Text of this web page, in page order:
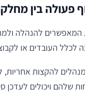
פעולה בין
המאפשרים להנהלה
לכלל העובדים או
להקצות
שלהם ויכולים לעדכן